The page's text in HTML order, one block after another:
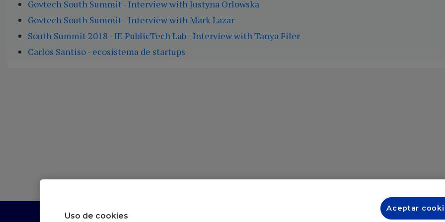
Govtech South Summit - Interview with Justyna Orlowska
Govtech South Summit - Interview with Mark Lazar
South Summit 2018 - IE PublicTech Lab - Interview with Tanya Filer
Carlos Santiso - ecosistema de startups
Uso de cookies
Aceptar